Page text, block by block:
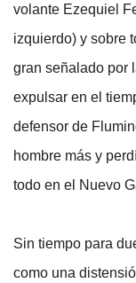
volante Ezequiel
izquierdo) y sobre
gran señalado por
expulsar en el
defensor de
hombre más y
todo en el Nuevo
Sin tiempo para
como una